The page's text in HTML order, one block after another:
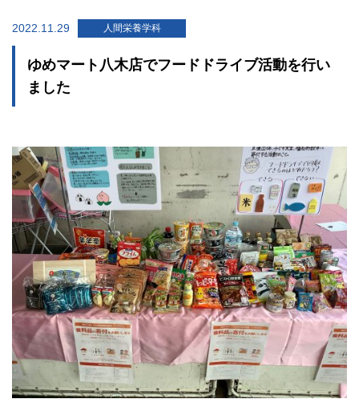
2022.11.29 人間栄養学科
ゆめマート八木店でフードドライブ活動を行い
ました